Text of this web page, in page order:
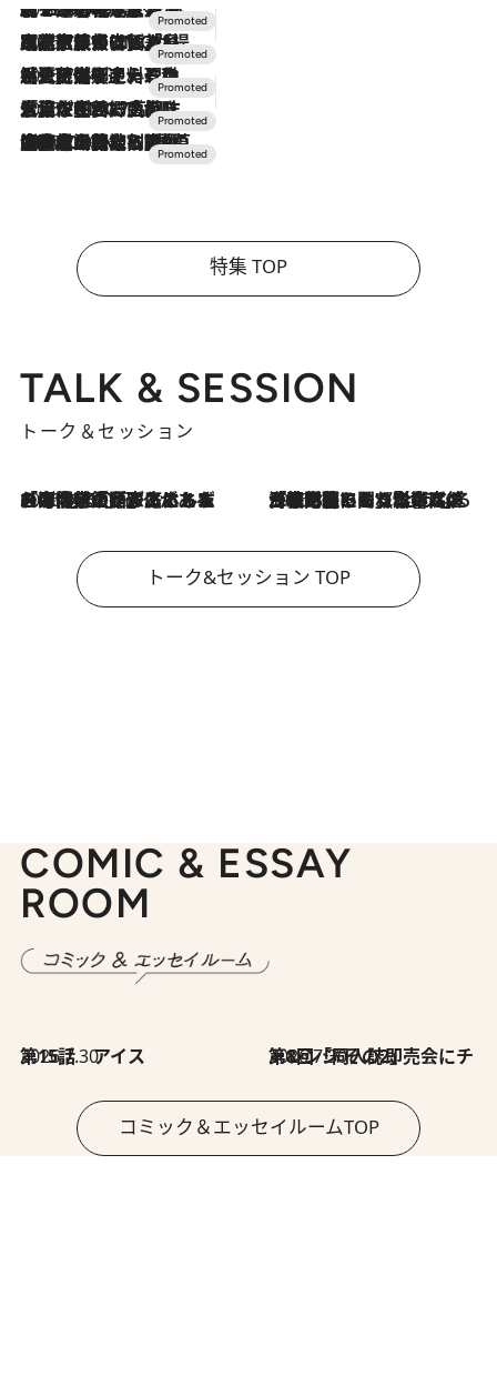
2026.8.7
【トンボの足水浴】ヒノキの香りに包まれて涼感マックス！約13℃の湧水かけ流しを避暑地「星野温泉 トンボの湯」で体験
2026.7.31
【ホテル帰省】という選択肢をOMOが提案。家族とほどよい距離を保つには「昼は実家、夜は気兼ねなくホテルで！」
2026.7.24
【夏限定ディナーコース】旬を迎える稚鮎や花ズッキーニなどをイタリア・トスカーナの郷土料理の手法で満喫！
2026.7.17
「土佐和ハーブかき氷」がOMO7高知に登場！生姜、山椒、大葉など目にも舌にも涼を呼ぶ郷土の味
2026.7.10
NEW OPEN！【界 草津】名湯の地に誕生。趣の異なる2種の温泉と上州ならではの会席・蕎麦割烹など美食を味わう究極の癒やし旅
特集 TOP
TALK & SESSION
トーク＆セッション
2026.8.3
「今後値上げがあるとすれば…」「リスクがあるのは今年の冬」エネルギー専門家が語る、ホルムズ海峡封鎖が家庭にもたらす“ある心配” 2026.8.3
「住宅建てられない…」「サーチャージ料の高値が続いている」ホルムズ海峡封鎖による影響はいつまで続く？《エネルギー専門家に聞く“どうなる日本の暮らし”》
トーク&セッション TOP
COMIC & ESSAY
ROOM
2026.7.30
第15話 アイス 2026.7.30
第8回「同人誌即売会にチャレンジ その2」
コミック＆エッセイルームTOP